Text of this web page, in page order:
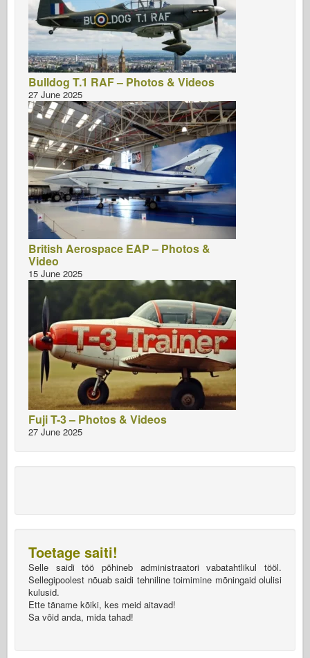
Bulldog T.1 RAF – Photos & Videos
27 June 2025
British Aerospace EAP – Photos &
Video
15 June 2025
Fuji T-3 – Photos & Videos
27 June 2025
Toetage saiti!
Selle saidi töö põhineb administraatori vabatahtlikul tööl.
Sellegipoolest nõuab saidi tehniline toimimine mõningaid olulisi
kulusid.
Ette täname kõiki, kes meid aitavad!
Sa võid anda, mida tahad!